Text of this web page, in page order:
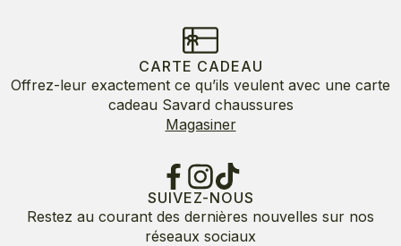
CARTE CADEAU
Offrez-leur exactement ce qu’ils veulent avec une carte
cadeau Savard chaussures
Magasiner
SUIVEZ-NOUS
Restez au courant des dernières nouvelles sur nos
réseaux sociaux